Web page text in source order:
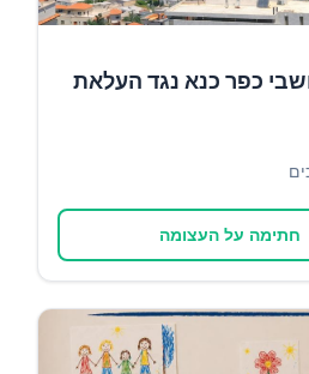
כפר כנא נגד העלאת
חתימה על העצומה